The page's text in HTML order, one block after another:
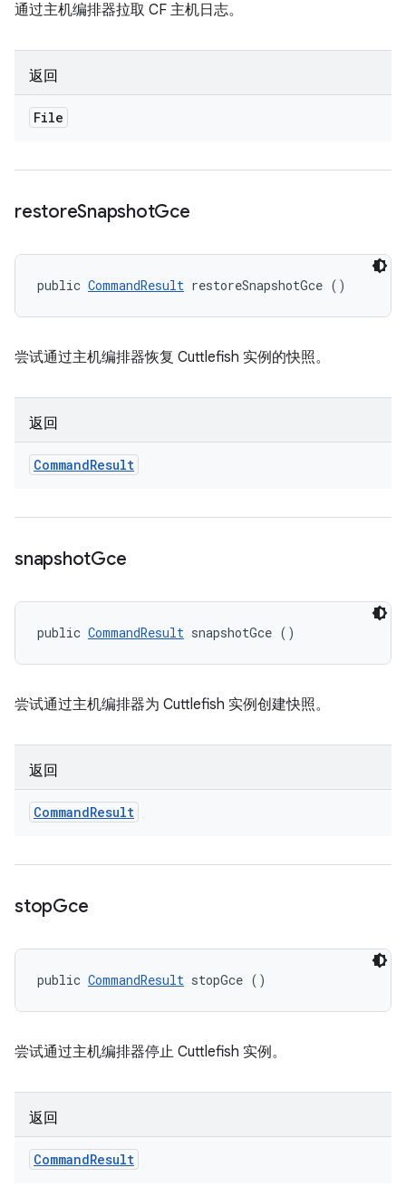
通过主机编排器拉取 CF 主机日志。
返回
File
restoreSnapshotGce
public CommandResult restoreSnapshotGce ()
尝试通过主机编排器恢复 Cuttlefish 实例的快照。
返回
CommandResult
snapshotGce
public CommandResult snapshotGce ()
尝试通过主机编排器为 Cuttlefish 实例创建快照。
返回
CommandResult
stopGce
public CommandResult stopGce ()
尝试通过主机编排器停止 Cuttlefish 实例。
返回
CommandResult